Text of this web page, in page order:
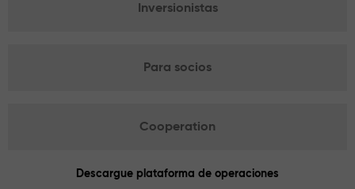
Inversionistas
Para socios
Cooperation
Descargue plataforma de operaciones